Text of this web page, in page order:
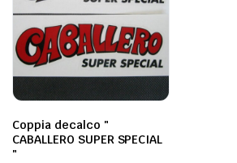
Coppia decalco "
CABALLERO SUPER SPECIAL
"